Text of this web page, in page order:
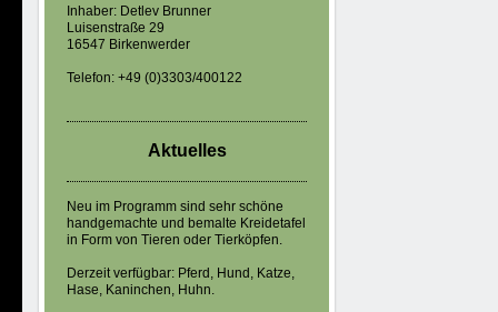
Inhaber: Detlev Brunner
Luisenstraße 29
16547 Birkenwerder
Telefon: +49 (0)3303/400122
Aktuelles
Neu im Programm sind sehr schöne
handgemachte und bemalte Kreidetafel
in Form von Tieren oder Tierköpfen.
Derzeit verfügbar: Pferd, Hund, Katze,
Hase, Kaninchen, Huhn.